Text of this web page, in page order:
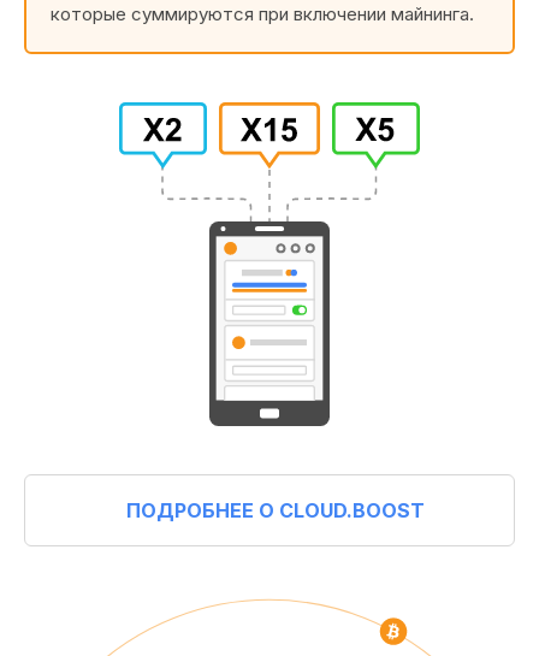
которые суммируются при включении майнинга.
ПОДРОБНЕЕ О CLOUD.BOOST